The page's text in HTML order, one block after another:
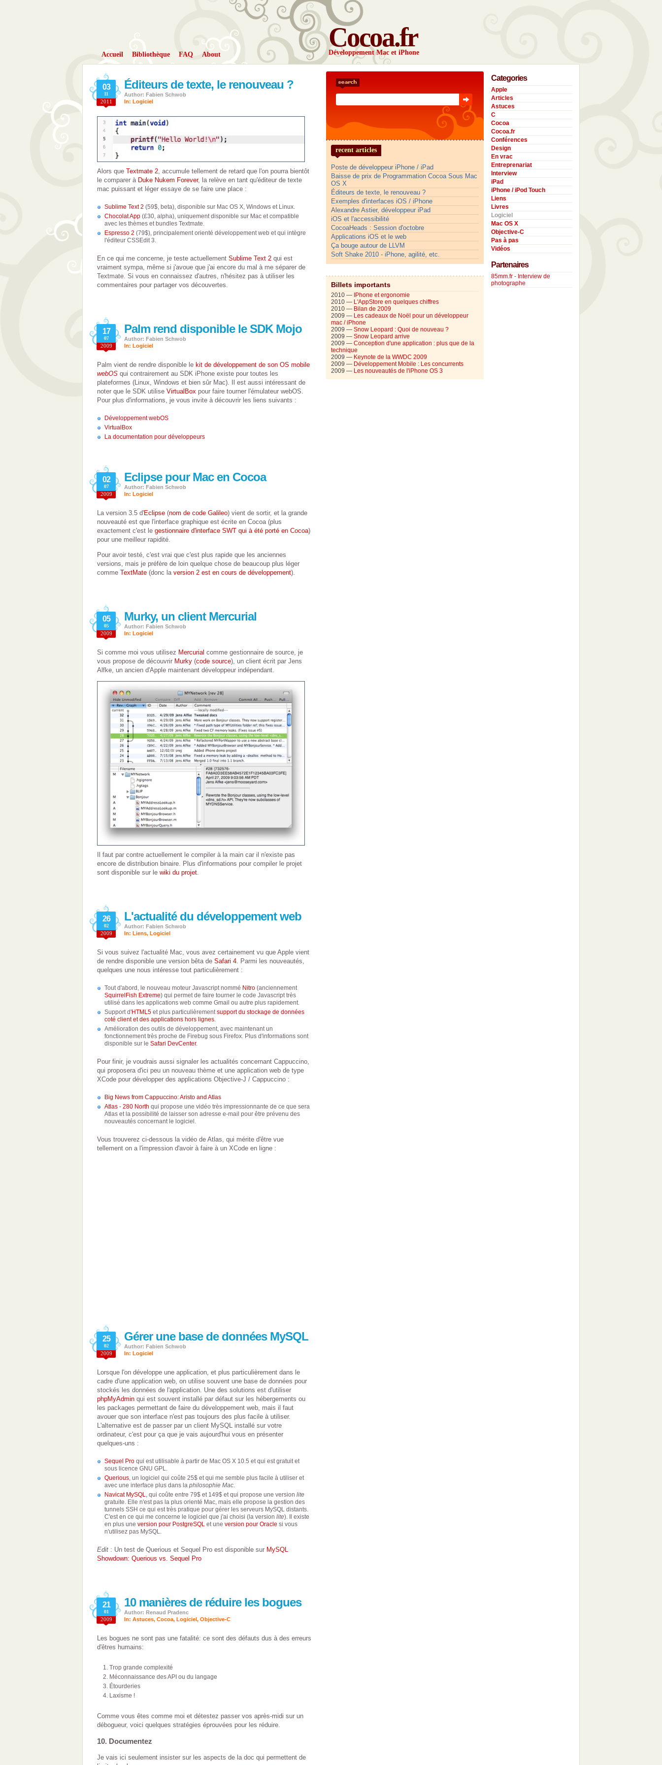
Cocoa.fr
Développement Mac et iPhone
Accueil Bibliothèque FAQ About
Éditeurs de texte, le renouveau ?
03
11
2011
Author: Fabien Schwob
In: Logiciel
Alors que Textmate 2, accumule tellement de retard que l'on pourra bientôt
le comparer à Duke Nukem Forever, la relève en tant qu'éditeur de texte
mac puissant et léger essaye de se faire une place :
Sublime Text 2 (59$, beta), disponible sur Mac OS X, Windows et Linux.
Chocolat App (£30, alpha), uniquement disponible sur Mac et compatible
avec les thèmes et bundles Textmate.
Espresso 2 (79$), principalement orienté développement web et qui intègre
l'éditeur CSSEdit 3.
En ce qui me concerne, je teste actuellement Sublime Text 2 qui est
vraiment sympa, même si j'avoue que j'ai encore du mal à me séparer de
Textmate. Si vous en connaissez d'autres, n'hésitez pas à utiliser les
commentaires pour partager vos découvertes.
Palm rend disponible le SDK Mojo
17
07
2009
Author: Fabien Schwob
In: Logiciel
Palm vient de rendre disponible le kit de développement de son OS mobile
webOS qui contrairement au SDK iPhone existe pour toutes les
plateformes (Linux, Windows et bien sûr Mac). Il est aussi intéressant de
noter que le SDK utilise VirtualBox pour faire tourner l'émulateur webOS.
Pour plus d'informations, je vous invite à découvrir les liens suivants :
Développement webOS
VirtualBox
La documentation pour développeurs
Eclipse pour Mac en Cocoa
02
07
2009
Author: Fabien Schwob
In: Logiciel
La version 3.5 d'Eclipse (nom de code Galileo) vient de sortir, et la grande
nouveauté est que l'interface graphique est écrite en Cocoa (plus
exactement c'est le gestionnaire d'interface SWT qui à été porté en Cocoa)
pour une meilleur rapidité.
Pour avoir testé, c'est vrai que c'est plus rapide que les anciennes
versions, mais je préfère de loin quelque chose de beaucoup plus léger
comme TextMate (donc la version 2 est en cours de développement).
Murky, un client Mercurial
05
05
2009
Author: Fabien Schwob
In: Logiciel
Si comme moi vous utilisez Mercurial comme gestionnaire de source, je
vous propose de découvrir Murky (code source), un client écrit par Jens
Alfke, un ancien d'Apple maintenant développeur indépendant.
Il faut par contre actuellement le compiler à la main car il n'existe pas
encore de distribution binaire. Plus d'informations pour compiler le projet
sont disponible sur le wiki du projet
L'actualité du développement web
26
02
2009
Author: Fabien Schwob
In: Liens, Logiciel
Si vous suivez l'actualité Mac, vous avez certainement vu que Apple vient
de rendre disponible une version bêta de Safari 4 . Parmi les nouveautés,
quelques une nous intéresse tout particulièrement :
Tout d'abord, le nouveau moteur Javascript nommé Nitro (anciennement
SquirrelFish Extreme) qui permet de faire tourner le code Javascript très
utilisé dans les applications web comme Gmail ou autre plus rapidement.
Support d'HTML5 et plus particulièrement support du stockage de données
coté client et des applications hors lignes
Amélioration des outils de développement, avec maintenant un
fonctionnement très proche de Firebug sous Firefox. Plus d'informations sont
disponible sur le Safari DevCenter.
Pour finir, je voudrais aussi signaler les actualités concernant Cappuccino,
qui proposera d'ici peu un nouveau thème et une application web de type
XCode pour développer des applications Objective-J / Cappuccino :
Big News from Cappuccino: Aristo and Atlas
Atlas - 280 North qui propose une vidéo très impressionnante de ce que sera
Atlas et la possibilité de laisser son adresse e-mail pour être prévenu des
nouveautés concernant le logiciel.
Vous trouverez ci-dessous la vidéo de Atlas, qui mérite d'être vue
tellement on a l'impression d'avoir à faire à un XCode en ligne :
Gérer une base de données MySQL
25
02
2009
Author: Fabien Schwob
In: Logiciel
Lorsque l'on développe une application, et plus particulièrement dans le
cadre d'une application web, on utilise souvent une base de données pour
stockés les données de l'application. Une des solutions est d'utiliser
phpMyAdmin qui est souvent installé par défaut sur les hébergements ou
les packages permettant de faire du développement web, mais il faut
avouer que son interface n'est pas toujours des plus facile à utiliser.
L'alternative est de passer par un client MySQL installé sur votre
ordinateur, c'est pour ça que je vais aujourd'hui vous en présenter
quelques-uns :
Sequel Pro qui est utilisable à partir de Mac OS X 10.5 et qui est gratuit et
sous licence GNU GPL.
Querious , un logiciel qui coûte 25$ et qui me semble plus facile à utiliser et
avec une interface plus dans la philosophie Mac
Navicat MySQL
, qui coûte entre 79$ et 149$ et qui propose une version lite
gratuite. Elle n'est pas la plus orienté Mac, mais elle propose la gestion des
tunnels SSH ce qui est très pratique pour gérer les serveurs MySQL distants.
C'est en ce qui me concerne le logiciel que j'ai choisi (la version lite). Il existe
en plus une version pour PostgreSQL et une version pour Oracle si vous
n'utilisez pas MySQL.
Edit : Un test de Querious et Sequel Pro est disponible sur MySQL
Showdown: Querious vs. Sequel Pro
10 manières de réduire les bogues
21
01
2009
Author: Renaud Pradenc
In: Astuces, Cocoa, Logiciel, Objective-C
Les bogues ne sont pas une fatalité: ce sont des défauts dus à des erreurs
d'êtres humains:
Trop grande complexité
Méconnaissance des API ou du langage
Étourderies
Laxisme !
Comme vous êtes comme moi et détestez passer vos après-midi sur un
débogueur, voici quelques stratégies éprouvées pour les réduire.
10. Documentez
Je vais ici seulement insister sur les aspects de la doc qui permettent de
recent articles
Poste de développeur iPhone / iPad
Baisse de prix de Programmation Cocoa Sous Mac
OS X
Éditeurs de texte, le renouveau ?
Exemples d'interfaces iOS / iPhone
Alexandre Astier, développeur iPad
iOS et l'accessibilité
CocoaHeads : Session d'octobre
Applications iOS et le web
Ça bouge autour de LLVM
Soft Shake 2010 - iPhone, agilité, etc.
Billets importants
2010 — IPhone et ergonomie
2010 — L'AppStore en quelques chiffres
2010 — Bilan de 2009
2009 — Les cadeaux de Noël pour un développeur
mac / iPhone
2009 — Snow Leopard : Quoi de nouveau ?
2009 — Snow Leopard arrive
2009 — Conception d'une application : plus que de la
technique
2009 — Keynote de la WWDC 2009
2009 — Développement Mobile : Les concurrents
2009 — Les nouveautés de l'iPhone OS 3
Categories
Apple
Articles
Astuces
C
Cocoa
Cocoa.fr
Conférences
Design
En vrac
Entreprenariat
Interview
iPad
iPhone / iPod Touch
Liens
Livres
Logiciel
Mac OS X
Objective-C
Pas à pas
Vidéos
Partenaires
85mm.fr - Interview de
photographe